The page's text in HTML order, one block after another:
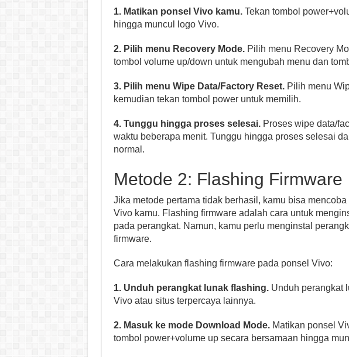
1. Matikan ponsel Vivo kamu.Tekan tombol
hingga muncul logo Vivo.
2. Pilih menu Recovery Mode.Pilih menu Recovery
tombol volume up/down untuk mengubah menu dan
3. Pilih menu Wipe Data/Factory Reset.Pilih menu
kemudian tekan tombol power untuk memilih.
4. Tunggu hingga proses selesai.Proses wipe data/
waktu beberapa menit. Tunggu hingga proses selesai
normal.
Metode 2: Flashing Firmware
Jika metode pertama tidak berhasil, kamu bisa
Vivo kamu. Flashing firmware adalah cara untuk
pada perangkat. Namun, kamu perlu menginstal
firmware.
Cara melakukan flashing firmware pada ponsel Vivo:
1. Unduh perangkat lunak flashing.Unduh perangkat
Vivo atau situs terpercaya lainnya.
2. Masuk ke mode Download Mode.Matikan ponsel
tombol power+volume up secara bersamaan hingga